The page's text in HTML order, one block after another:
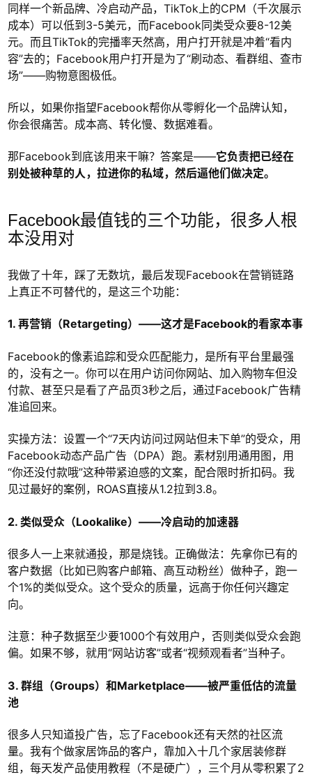
同样一个新品牌、冷启动产品，TikTok上的CPM（千次展示
成本）可以低到3-5美元，而Facebook同类受众要8-12美
元。而且TikTok的完播率天然高，用户打开就是冲着“看内
容”去的；Facebook用户打开是为了“刷动态、看群组、查市
场”——购物意图极低。
所以，如果你指望Facebook帮你从零孵化一个品牌认知，
你会很痛苦。成本高、转化慢、数据难看。
那Facebook到底该用来干嘛？答案是——它负责把已经在
别处被种草的人，拉进你的私域，然后逼他们做决定。
Facebook最值钱的三个功能，很多人根
本没用对
我做了十年，踩了无数坑，最后发现Facebook在营销链路
上真正不可替代的，是这三个功能：
1. 再营销（Retargeting）——这才是Facebook的看家本事
Facebook的像素追踪和受众匹配能力，是所有平台里最强
的，没有之一。你可以在用户访问你网站、加入购物车但没
付款、甚至只是看了产品页3秒之后，通过Facebook广告精
准追回来。
实操方法：设置一个“7天内访问过网站但未下单”的受众，用
Facebook动态产品广告（DPA）跑。素材别用通用图，用
“你还没付款哦”这种带紧迫感的文案，配合限时折扣码。我
见过最好的案例，ROAS直接从1.2拉到3.8。
2. 类似受众（Lookalike）——冷启动的加速器
很多人一上来就通投，那是烧钱。正确做法：先拿你已有的
客户数据（比如已购客户邮箱、高互动粉丝）做种子，跑一
个1%的类似受众。这个受众的质量，远高于你任何兴趣定
向。
注意：种子数据至少要1000个有效用户，否则类似受众会跑
偏。如果不够，就用“网站访客”或者“视频观看者”当种子。
3. 群组（Groups）和Marketplace——被严重低估的流量
池
很多人只知道投广告，忘了Facebook还有天然的社区流
量。我有个做家居饰品的客户，靠加入十几个家居装修群
组，每天发产品使用教程（不是硬广），三个月从零积累了2